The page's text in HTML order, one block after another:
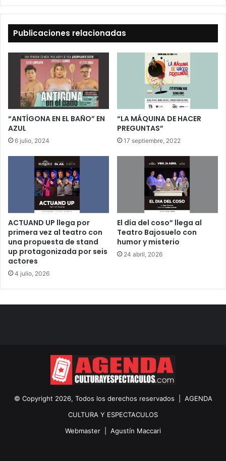
Publicaciones relacionadas
“ANTÍGONA EN EL BAÑO” EN
AZUL
6 julio, 2024
“LA MÁQUINA DE HACER
PREGUNTAS”
17 septiembre, 2022
ACTUAND UP llega por
primera vez al teatro con
una propuesta de stand
up protagonizada por seis
actores
4 julio, 2026
El día del coso” llega al
Teatro Bajosuelo con
humor y misterio
24 abril, 2026
© Copyright 2026, Todos los derechos reservados | AGENDA
CULTURA Y ESPECTACULOS
Webmaster | Agustín Maccari